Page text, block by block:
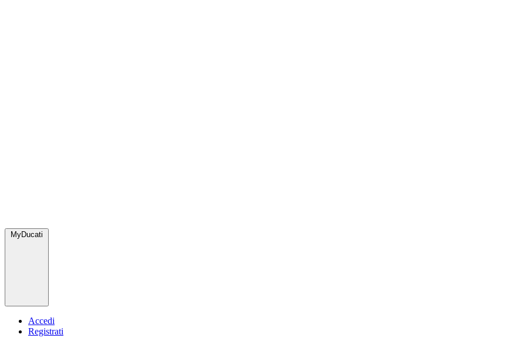
MyDucati
Accedi
Registrati